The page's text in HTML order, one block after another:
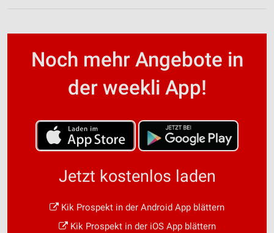
Noch mehr Angebote in
der weekli App!
Jetzt kostenlos laden
Kik Prospekt in der Android App blättern
Kik Prospekt in der iOS App blättern